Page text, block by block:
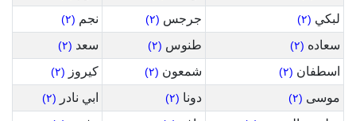
لبكي (٢) جرجس (٢) نجم (٢)
سعاده (٢) طنوس (٢) سعد (٢)
اسطفان (٢) شمعون (٢) كيروز (٢)
موسى (٢) دونا (٢) ابي نادر (٢)